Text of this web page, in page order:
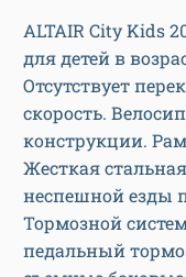
ALTAIR City Kids
для детей в
Отсутствует
скорость.
конструкции.
Жесткая
неспешной езды
Тормозной
педальный